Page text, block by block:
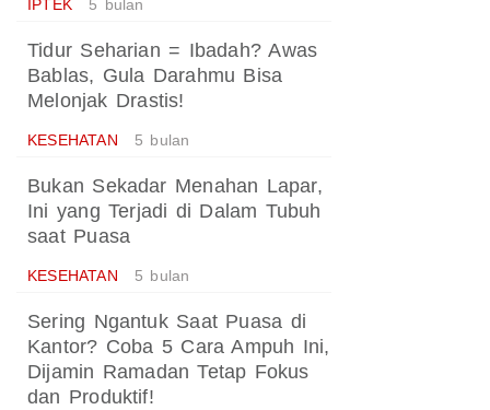
IPTEK 5 bulan
Tidur Seharian = Ibadah? Awas
Bablas, Gula Darahmu Bisa
Melonjak Drastis!
KESEHATAN 5 bulan
Bukan Sekadar Menahan Lapar,
Ini yang Terjadi di Dalam Tubuh
saat Puasa
KESEHATAN 5 bulan
Sering Ngantuk Saat Puasa di
Kantor? Coba 5 Cara Ampuh Ini,
Dijamin Ramadan Tetap Fokus
dan Produktif!